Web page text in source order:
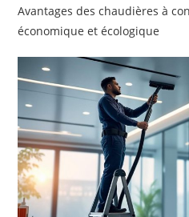
Avantages des chaudières à
économique et écologique